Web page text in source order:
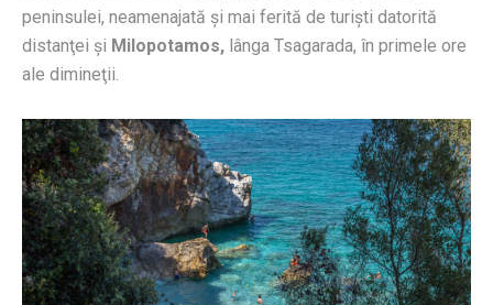
peninsulei, neamenajată şi mai ferită de turişti datorită
distanţei şi Milopotamos, lânga Tsagarada, în primele ore
ale dimineţii.